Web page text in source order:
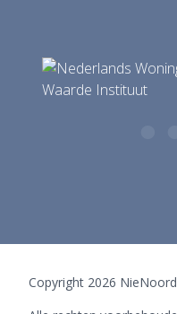
Copyright 2026